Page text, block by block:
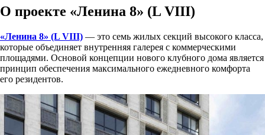
О проекте «Ленина 8» (L VIII)
«Ленина 8» (L VIII) — это семь жилых секций высокого класса,
которые объединяет внутренняя галерея с коммерческими
площадями. Основой концепции нового клубного дома является
принцип обеспечения максимального ежедневного комфорта
его резидентов.